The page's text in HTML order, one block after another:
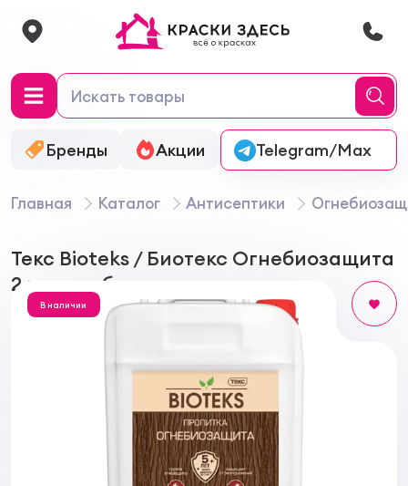
Бренды Акции Онлайн-колеровка
Telegram/Max
Главная Каталог Антисептики
Текс Bioteks / Биотекс Огнебиозащита
2 группа бесцветная
В наличии